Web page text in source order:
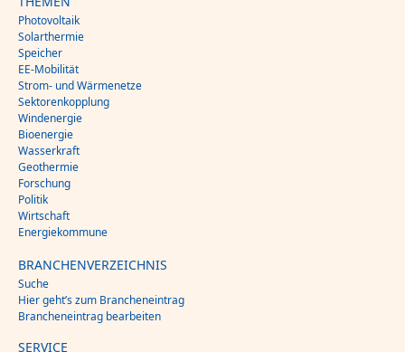
Photovoltaik
Solarthermie
Speicher
EE-Mobilität
Strom- und Wärmenetze
Sektorenkopplung
Windenergie
Bioenergie
Wasserkraft
Geothermie
Forschung
Politik
Wirtschaft
Energiekommune
BRANCHENVERZEICHNIS
Suche
Hier geht’s zum Brancheneintrag
Brancheneintrag bearbeiten
SERVICE